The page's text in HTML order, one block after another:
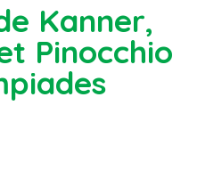
Kanner,
Pinocchio